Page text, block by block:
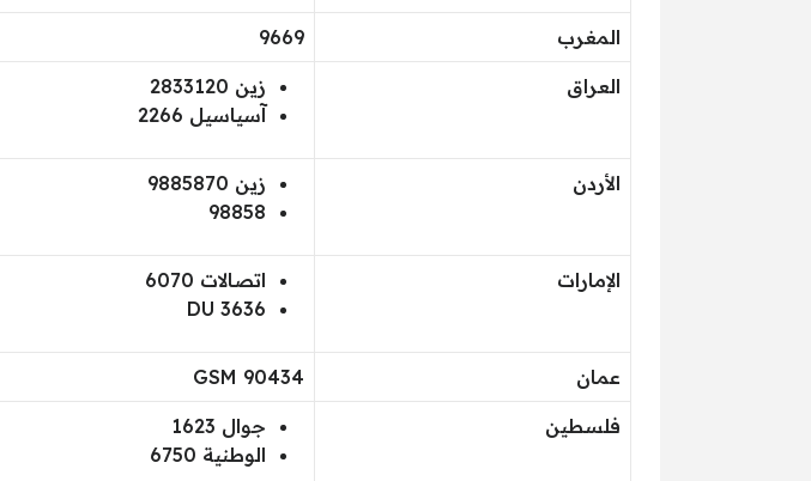
المغرب 9669
العراق
زين 2833120
آسياسيل 2266
الأردن
زين 9885870
98858
الإمارات
اتصالات 6070
DU 3636
عمان GSM 90434
فلسطين
جوال 1623
الوطنية 6750